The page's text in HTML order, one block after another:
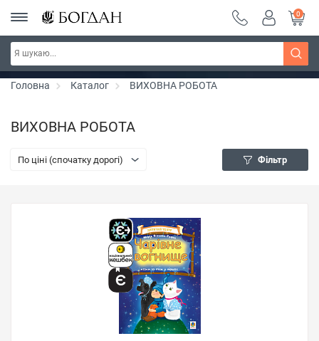
Серія "Чейзіана" ~ знижка 20%
0
Головна Каталог ВИХОВНА РОБОТА
ВИХОВНА РОБОТА
По ціні (спочатку дорогі) Фільтр